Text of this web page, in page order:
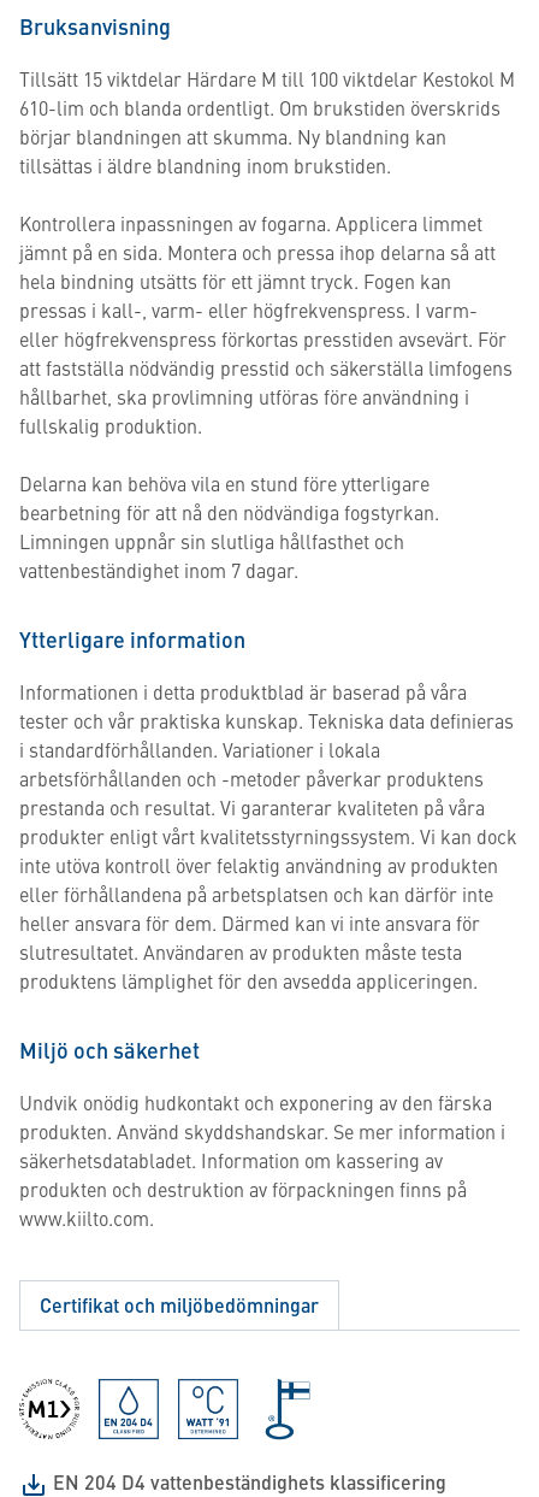
Bruksanvisning
Tillsätt 15 viktdelar Härdare M till 100 viktdelar Kestokol M
610-lim och blanda ordentligt. Om brukstiden överskrids
börjar blandningen att skumma. Ny blandning kan
tillsättas i äldre blandning inom brukstiden.
Kontrollera inpassningen av fogarna. Applicera limmet
jämnt på en sida. Montera och pressa ihop delarna så att
hela bindning utsätts för ett jämnt tryck. Fogen kan
pressas i kall-, varm- eller högfrekvenspress. I varm-
eller högfrekvenspress förkortas presstiden avsevärt. För
att fastställa nödvändig presstid och säkerställa limfogens
hållbarhet, ska provlimning utföras före användning i
fullskalig produktion.
Delarna kan behöva vila en stund före ytterligare
bearbetning för att nå den nödvändiga fogstyrkan.
Limningen uppnår sin slutliga hållfasthet och
vattenbeständighet inom 7 dagar.
Ytterligare information
Informationen i detta produktblad är baserad på våra
tester och vår praktiska kunskap. Tekniska data definieras
i standardförhållanden. Variationer i lokala
arbetsförhållanden och -metoder påverkar produktens
prestanda och resultat. Vi garanterar kvaliteten på våra
produkter enligt vårt kvalitetsstyrningssystem. Vi kan dock
inte utöva kontroll över felaktig användning av produkten
eller förhållandena på arbetsplatsen och kan därför inte
heller ansvara för dem. Därmed kan vi inte ansvara för
slutresultatet. Användaren av produkten måste testa
produktens lämplighet för den avsedda appliceringen.
Miljö och säkerhet
Undvik onödig hudkontakt och exponering av den färska
produkten. Använd skyddshandskar. Se mer information i
säkerhetsdatabladet. Information om kassering av
produkten och destruktion av förpackningen finns på
www.kiilto.com.
Certifikat och miljöbedömningar
EN 204 D4 vattenbeständighets klassificering